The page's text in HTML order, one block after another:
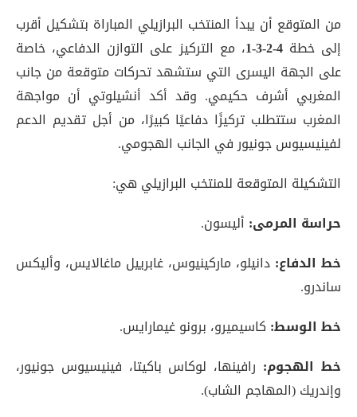
من المتوقع أن يبدأ المنتخب البرازيلي المباراة بتشكيل أقرب
إلى خطة4-2-3-1
، مع التركيز على التوازن الدفاعي، خاصة
على الجهة اليسرى التي ستشهد تحركات متوقعة من جانب
المغربي أشرف حكيمي. وقد أكد أنشيلوتي أن مواجهة
المغرب ستتطلب تركيزًا دفاعيًا كبيرًا، من أجل تقديم الدعم
لفينيسيوس جونيور في الجانب الهجومي.
التشكيلة المتوقعة للمنتخب البرازيلي هي:
حراسة المرمى: أليسون.
خط الدفاع: دانيلو، ماركينيوس، غابرييل ماغالايس، وأليكس
ساندرو.
خط الوسط: كاسيميرو، برونو غيمارايس.
خط الهجوم: رافينها، لوكاس باكيتا، فينيسيوس جونيور،
وإندريك (المهاجم الشاب).